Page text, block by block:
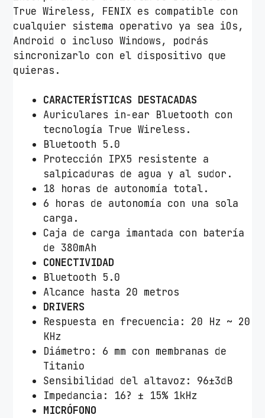
True Wireless, FENIX es compatible con
cualquier sistema operativo ya sea iOs,
Android o incluso Windows, podrás
sincronizarlo con el dispositivo que
quieras.
CARACTERÍSTICAS DESTACADAS
Auriculares in-ear Bluetooth con
tecnología True Wireless.
Bluetooth 5.0
Protección IPX5 resistente a
salpicaduras de agua y al sudor.
18 horas de autonomía total.
6 horas de autonomía con una sola
carga.
Caja de carga imantada con batería
de 380mAh
CONECTIVIDAD
Bluetooth 5.0
Alcance hasta 20 metros
DRIVERS
Respuesta en frecuencia: 20 Hz ~ 20
KHz
Diámetro: 6 mm con membranas de
Titanio
Sensibilidad del altavoz: 96±3dB
Impedancia: 16? ± 15% 1kHz
MICRÓFONO